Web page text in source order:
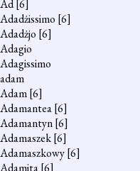
Ad[6]
Adadżissimo [6]
Adadżjo [6]
Adagio
Adagissimo
adam
Adam[6]
Adamantea[6]
Adamantyn[6]
Adamaszek[6]
Adamaszkowy[6]
Adamita[6]